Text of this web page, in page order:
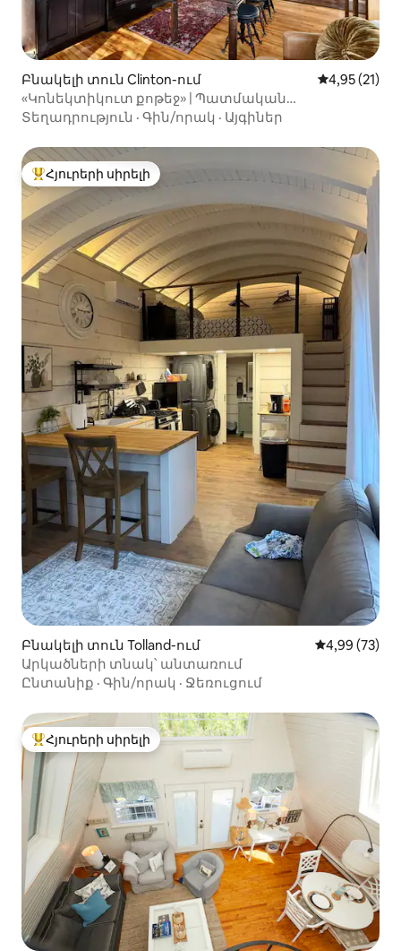
Բնակելի տուն Clinton-ում Միջին
4,95 (21)
«Կոնեկտիկուտ քոթեջ» | Պատմական
ժամանակակից հմայք
Տեղադրություն · Գին/որակ · Այգիներ
Հյուրերի սիրելի լավագույն տները
Հյուրերի սիրելի
Բնակելի տուն Tolland-ում Միջին
4,99 (73)
Արկածների տնակ՝ անտառում
Ընտանիք · Գին/որակ · Ջեռուցում
Հյուրերի սիրելի լավագույն տները
Հյուրերի սիրելի